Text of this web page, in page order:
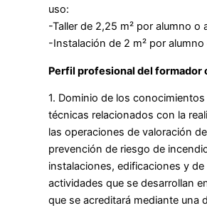
uso:
-Taller de 2,25 m² por alumno o
-Instalación de 2 m² por alumno
Perfil profesional del formador
1. Dominio de los conocimientos
técnicas relacionados con la
las operaciones de valoración
prevención de riesgo de
instalaciones, edificaciones y de
actividades que se desarrollan
que se acreditará mediante una